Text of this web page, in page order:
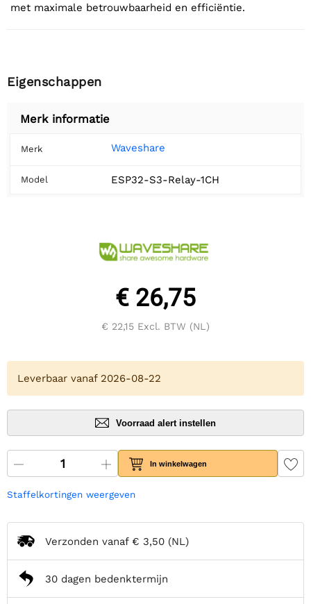
met maximale betrouwbaarheid en efficiëntie.
Eigenschappen
Merk informatie
Merk Waveshare
Model ESP32-S3-Relay-1CH
€ 26,75
€ 22,15 Excl. BTW (NL)
Leverbaar vanaf 2026-08-22
Voorraad alert instellen
In winkelwagen
Staffelkortingen weergeven
Verzonden vanaf € 3,50 (NL)
30 dagen bedenktermijn